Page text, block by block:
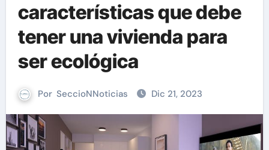
características que debe
tener una vivienda para
ser ecológica
Por SeccioNNoticias Dic 21, 2023